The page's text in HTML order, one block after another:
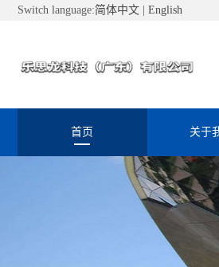
Switch language:简体中文 English
首页 关于